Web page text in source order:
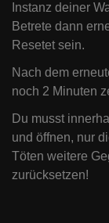
Instanz deiner
Betrete dann
Resetet sein.
Nach dem
noch 2 Minuten
Du musst
und öffnen, nur
Töten weitere
zurücksetzen!